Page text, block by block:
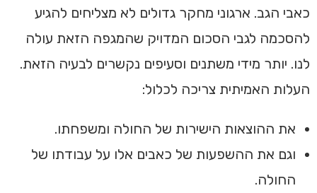
כאבי הגב. ארגוני מחקר גדולים לא מצליחים להגיע
להסכמה לגבי הסכום המדויק שהמגפה הזאת עולה
לנו. יותר מידי משתנים וסעיפים נקשרים לבעיה הזאת.
העלות האמיתית צריכה לכלול:
את ההוצאות הישירות של החולה ומשפחתו.
וגם את ההשפעות של כאבים אלו על עבודתו של
החולה.